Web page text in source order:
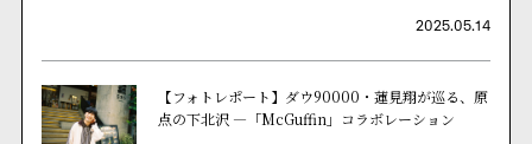
2025.05.14
【フォトレポート】ダウ90000・蓮見翔が巡る、原
点の下北沢 ―「McGuffin」コラボレーション